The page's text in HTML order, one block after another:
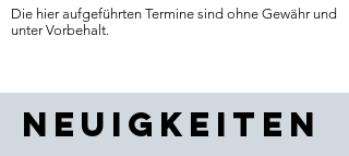
Die hier aufgeführten Termine sind ohne Gewähr und
unter Vorbehalt.
Neuigkeiten